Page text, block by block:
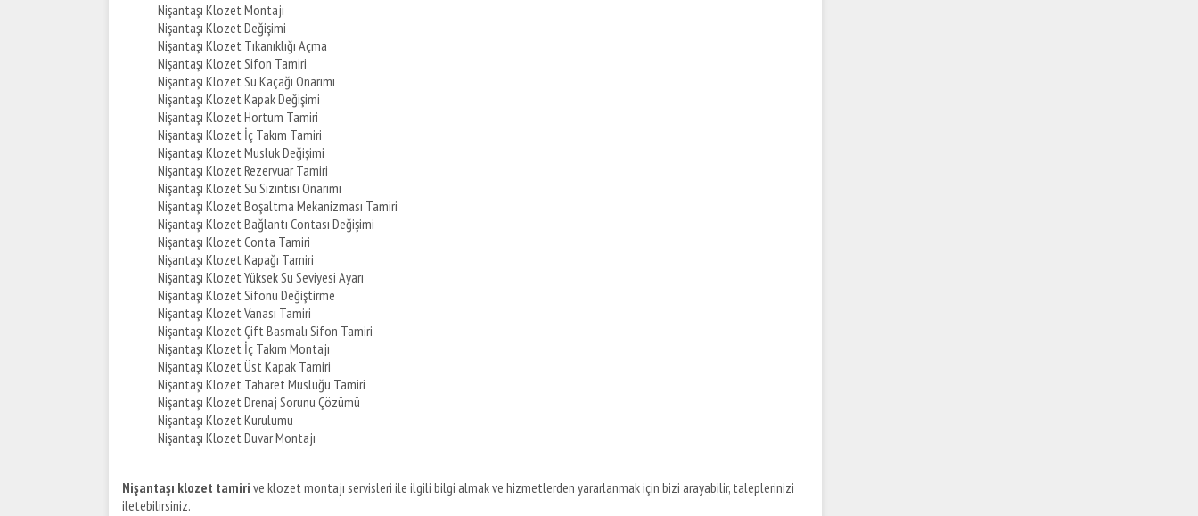
Nişantaşı Klozet Montajı
Nişantaşı Klozet Değişimi
Nişantaşı Klozet Tıkanıklığı Açma
Nişantaşı Klozet Sifon Tamiri
Nişantaşı Klozet Su Kaçağı Onarımı
Nişantaşı Klozet Kapak Değişimi
Nişantaşı Klozet Hortum Tamiri
Nişantaşı Klozet İç Takım Tamiri
Nişantaşı Klozet Musluk Değişimi
Nişantaşı Klozet Rezervuar Tamiri
Nişantaşı Klozet Su Sızıntısı Onarımı
Nişantaşı Klozet Boşaltma Mekanizması Tamiri
Nişantaşı Klozet Bağlantı Contası Değişimi
Nişantaşı Klozet Conta Tamiri
Nişantaşı Klozet Kapağı Tamiri
Nişantaşı Klozet Yüksek Su Seviyesi Ayarı
Nişantaşı Klozet Sifonu Değiştirme
Nişantaşı Klozet Vanası Tamiri
Nişantaşı Klozet Çift Basmalı Sifon Tamiri
Nişantaşı Klozet İç Takım Montajı
Nişantaşı Klozet Üst Kapak Tamiri
Nişantaşı Klozet Taharet Musluğu Tamiri
Nişantaşı Klozet Drenaj Sorunu Çözümü
Nişantaşı Klozet Kurulumu
Nişantaşı Klozet Duvar Montajı
Nişantaşı klozet tamiri ve klozet montajı servisleri ile ilgili bilgi almak ve hizmetlerden yararlanmak için bizi arayabilir, taleplerinizi
iletebilirsiniz.